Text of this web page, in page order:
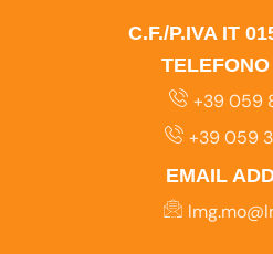
C.F./P.IVA IT
+39 059
+39 059
EMAIL